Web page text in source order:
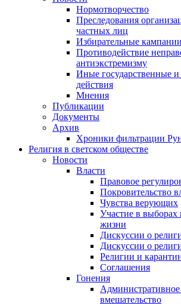
Нормотворчество
Преследования
частных лиц
Избирательные кампании
Противодействие
антиэкстремизму
Иные государственные
действия
Мнения
Публикации
Документы
Архив
Хроники фильтрации
Религия в светском обществе
Новости
Власти
Правовое
Покровительство
Чувства верующих
Участие в выборах
жизни
Дискуссии о
Дискуссии о
Религии и
Соглашения
Гонения
вмешательство